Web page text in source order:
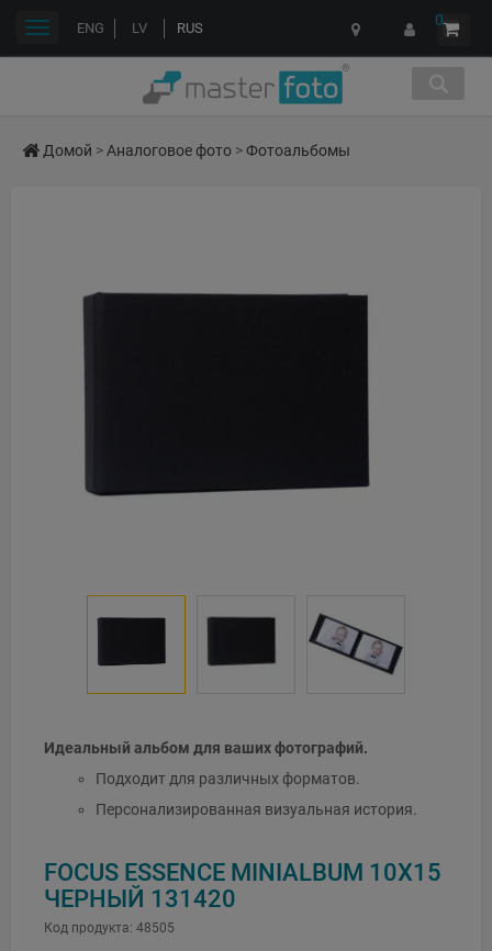
ENG LV RUS 0
Переключить
Домой >Аналоговое фото >Фотоальбомы
Идеальный альбом для ваших фотографий.
Подходит для различных форматов.
Персонализированная визуальная история.
FOCUS ESSENCE MINIALBUM 10X15
ЧЕРНЫЙ 131420
Код продукта: 48505